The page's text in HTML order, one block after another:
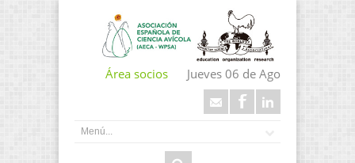
Área socios Jueves 06 de Ago